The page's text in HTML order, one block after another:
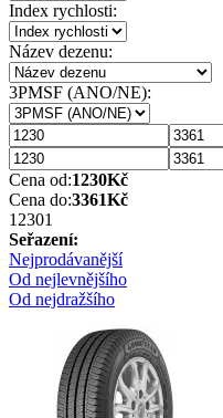
Index rychlosti:
Název dezenu:
3PMSF (ANO/NE):
Cena od:1230Kč
Cena do:3361Kč
12301
Seřazení:
Nejprodávanější
Od nejlevnějšího
Od nejdražšího